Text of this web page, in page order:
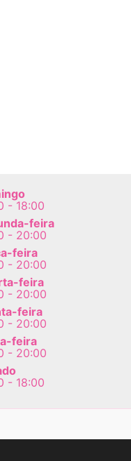
- 18:00
feira
- 20:00
feira
- 20:00
feira
- 20:00
feira
- 20:00
feira
- 20:00
- 18:00